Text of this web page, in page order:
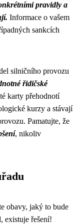
pravidly a
Informace o vašem
sankcích
silničního provozu
řidičské
karty přehodnotí
kurzy a stávají
Pamatujte, že
, nikoliv
obavy, jaký to bude
existuje řešení!